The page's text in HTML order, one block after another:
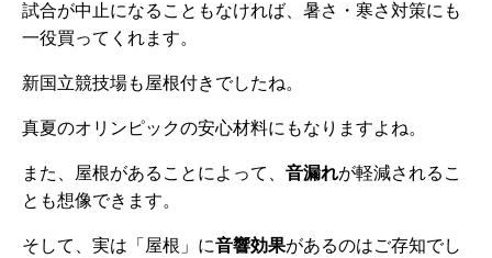
試合が中止になることもなければ、暑さ・寒さ対策にも
一役買ってくれます。
新国立競技場も屋根付きでしたね。
真夏のオリンピックの安心材料にもなりますよね。
また、屋根があることによって、 音漏れが軽減されるこ
とも想像できます。
そして、実は「屋根」に音響効果があるのはご存知でし